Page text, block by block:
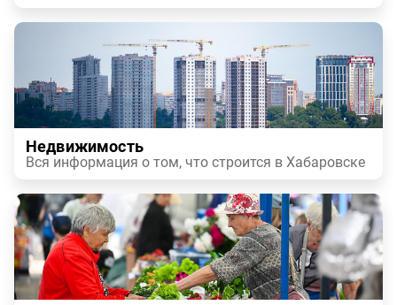
Недвижимость
Вся информация о том, что строится в Хабаровске